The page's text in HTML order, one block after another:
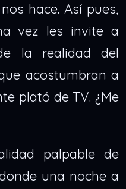
hace. Así pues,
vez les invite a
la realidad del
acostumbran a
plató de TV. ¿Me
palpable de
una noche a